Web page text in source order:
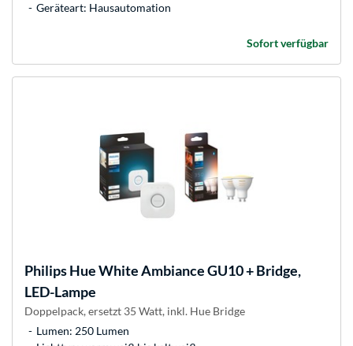
Geräteart: Hausautomation
Sofort verfügbar
Philips HueWhite Ambiance GU10 + Bridge,
LED-Lampe
Doppelpack, ersetzt 35 Watt, inkl. Hue Bridge
Lumen: 250 Lumen